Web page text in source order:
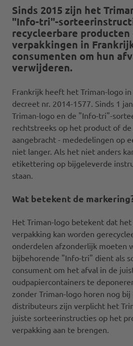
Sinds 2015 zijn het
"Info-tri"-
recycleerbare producten
verpakkingen in
consumenten om hun
verwijderen.
Frankrijk heeft het Triman-logo
decreet nr. 2014-1577. Sinds 1
Triman-logo en de "Info-tri"-
rechtstreeks op het product of
aangebracht - mededelingen op
niet langer. Als het niet anders
etikettering op bijgeleverde
staan.
Wat betekent de
Het Triman-logo betekent dat
verpakking kan worden
onderdelen afzonderlijk moeten
bijbehorende "Info-tri" dient als
consument om het afval in de
oudpapiercontainers te
zonder Triman-logo horen nog
distributeurs zijn verplicht het
juiste sorteerinstructies op het
verpakking aan te brengen.